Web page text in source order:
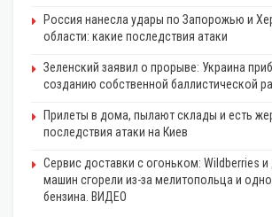
Россия нанесла удары по Запорожью и
области: какие последствия атаки
Зеленский заявил о прорыве: Украина
созданию собственной баллистической
Прилеты в дома, пылают склады и есть
последствия атаки на Киев
Сервис доставки с огоньком: Wildberries и
машин сгорели из-за мелитопольца и
бензина. ВИДЕО